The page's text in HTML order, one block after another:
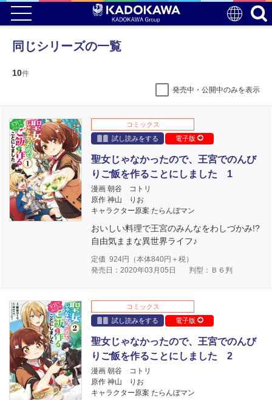
同じシリーズの一覧
10件
発売中・公開中のみを表示
コミックス
試し読みをする
電子版
聖女じゃなかったので、王宮でのんび
りご飯を作ることにしました 1
漫画 朝谷 コトリ
原作 神山 りお
キャラクター原案 たらんぼマン
おいしい料理で王宮のみんなをわしづかみ!?
自由気ままな異世界ライフ♪
定価 924円（本体840円＋税）
発売日：2020年03月05日
判型：Ｂ６判
コミックス
試し読みをする
電子版
聖女じゃなかったので、王宮でのんび
りご飯を作ることにしました 2
漫画 朝谷 コトリ
原作 神山 りお
キャラクター原案 たらんぼマン